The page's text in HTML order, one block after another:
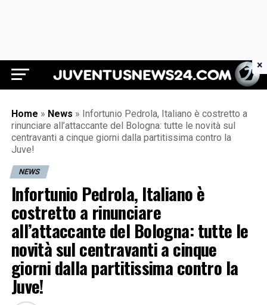
Juventus News 24
Home » News » Infortunio Pedrola, Italiano è costretto a
rinunciare all’attaccante del Bologna: tutte le novità sul
centravanti a cinque giorni dalla partitissima contro la
Juve!
NEWS
Infortunio Pedrola, Italiano è
costretto a rinunciare
all’attaccante del Bologna: tutte le
novità sul centravanti a cinque
giorni dalla partitissima contro la
Juve!
×